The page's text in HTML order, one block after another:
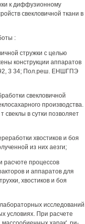
к диффузионному
свекловичной ткани в
:
стружки с целью
конструкции аппаратов
3 34; Пол.реш. ЕНШГПЭ
свекловичной
производства.
свеклы в сутки позволяет
хвостиков и боя
из них аезги;
расчоте процессов
и аппаратов для
хвостиков и боя
исследований
условиях. При расчете